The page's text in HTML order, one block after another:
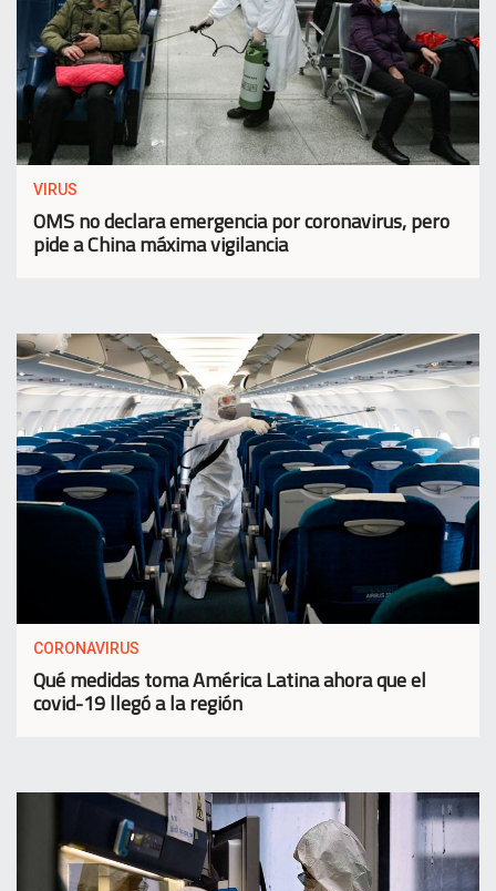
VIRUS
OMS no declara emergencia por coronavirus, pero
pide a China máxima vigilancia
CORONAVIRUS
Qué medidas toma América Latina ahora que el
covid-19 llegó a la región